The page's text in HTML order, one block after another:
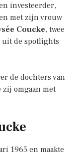
investeerder,
met zijn vrouw
Coucke, twee
uit de spotlights
de dochters van
omgaan met
1965 en maakte